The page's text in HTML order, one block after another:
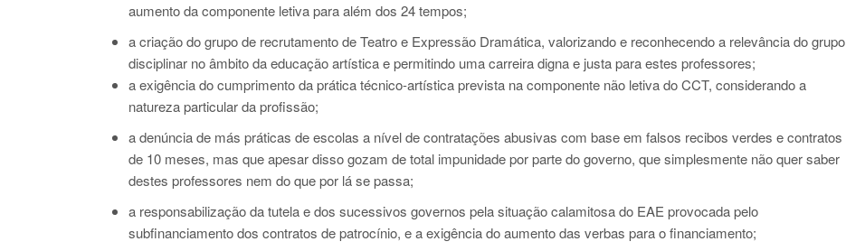
aumento da componente letiva para além dos 24 tempos;
a criação do grupo de recrutamento de Teatro e Expressão Dramática, valorizando e reconhecendo a relevância do grupo
disciplinar no âmbito da educação artística e permitindo uma carreira digna e justa para estes professores;
a exigência do cumprimento da prática técnico-artística prevista na componente não letiva do CCT, considerando a
natureza particular da profissão;
a denúncia de más práticas de escolas a nível de contratações abusivas com base em falsos recibos verdes e contratos
de 10 meses, mas que apesar disso gozam de total impunidade por parte do governo, que simplesmente não quer saber
destes professores nem do que por lá se passa;
a responsabilização da tutela e dos sucessivos governos pela situação calamitosa do EAE provocada pelo
subfinanciamento dos contratos de patrocínio, e a exigência do aumento das verbas para o financiamento;